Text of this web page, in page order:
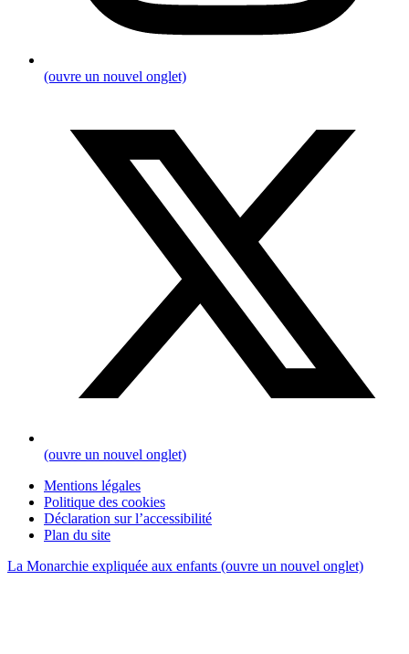
(ouvre un nouvel onglet)
(ouvre un nouvel onglet)
Mentions légales
Politique des cookies
Déclaration sur l’accessibilité
Plan du site
La Monarchie expliquée aux enfants (ouvre un nouvel onglet)